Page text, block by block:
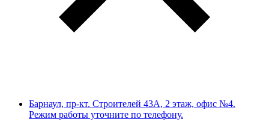
Барнаул, пр-кт. Строителей 43А, 2 этаж, офис №4.
Режим работы уточните по телефону.